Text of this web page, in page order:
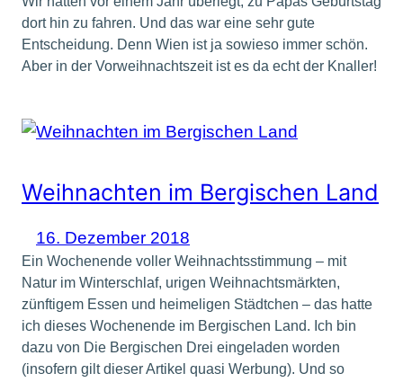
dort hin zu fahren. Und das war eine sehr gute
Entscheidung. Denn Wien ist ja sowieso immer schön.
Aber in der Vorweihnachtszeit ist es da echt der Knaller!
Weihnachten im Bergischen Land
16. Dezember 2018
Ein Wochenende voller Weihnachtsstimmung – mit
Natur im Winterschlaf, urigen Weihnachtsmärkten,
zünftigem Essen und heimeligen Städtchen – das hatte
ich dieses Wochenende im Bergischen Land. Ich bin
dazu von Die Bergischen Drei eingeladen worden
(insofern gilt dieser Artikel quasi Werbung). Und so